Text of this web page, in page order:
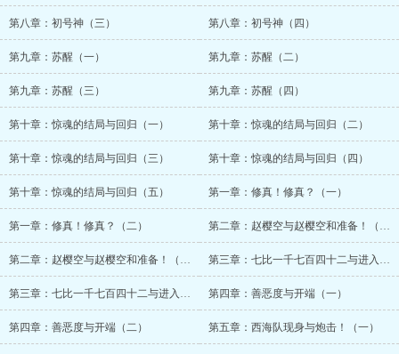
第八章：初号神（三） 第八章：初号神（四）
第九章：苏醒（一） 第九章：苏醒（二）
第九章：苏醒（三） 第九章：苏醒（四）
第十章：惊魂的结局与回归（一） 第十章：惊魂的结局与回归（二）
第十章：惊魂的结局与回归（三） 第十章：惊魂的结局与回归（四）
第十章：惊魂的结局与回归（五） 第一章：修真！修真？（一）
第一章：修真！修真？（二） 第二章：赵樱空与赵樱空和准备！（一）
第二章：赵樱空与赵樱空和准备！（二） 第三章：七比一千七百四十二与进入（一）
第三章：七比一千七百四十二与进入（二） 第四章：善恶度与开端（一）
第四章：善恶度与开端（二） 第五章：西海队现身与炮击！（一）